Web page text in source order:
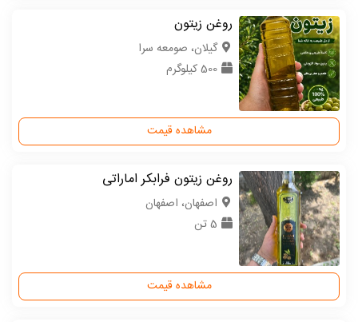
روغن زیتون
گیلان، صومعه سرا
500 کیلوگرم
مشاهده قیمت
روغن زیتون فرابکر اماراتی
اصفهان، اصفهان
5 تن
مشاهده قیمت